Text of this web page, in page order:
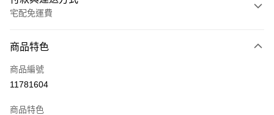
宅配免運費
全家線上支付
運送方式
本島宅配-活動商品
商品特色
商品編號
11781604
商品特色